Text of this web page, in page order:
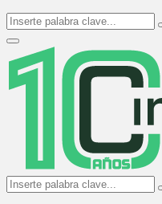
Search
for:
Primary
Menu
Search
for: